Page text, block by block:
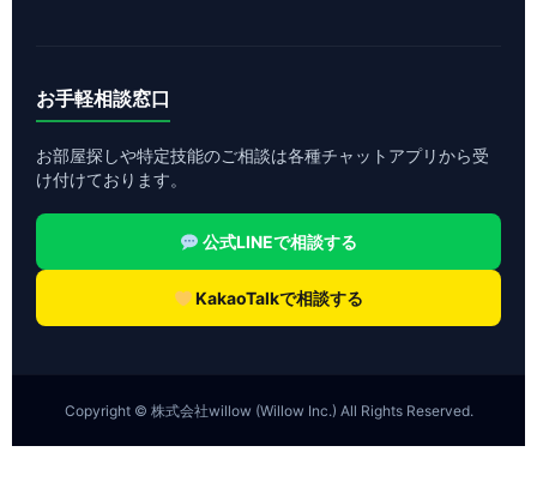
お手軽相談窓口
お部屋探しや特定技能のご相談は各種チャットアプリから受
け付けております。
公式LINEで相談する
KakaoTalkで相談する
Copyright © 株式会社willow (Willow Inc.) All Rights Reserved.